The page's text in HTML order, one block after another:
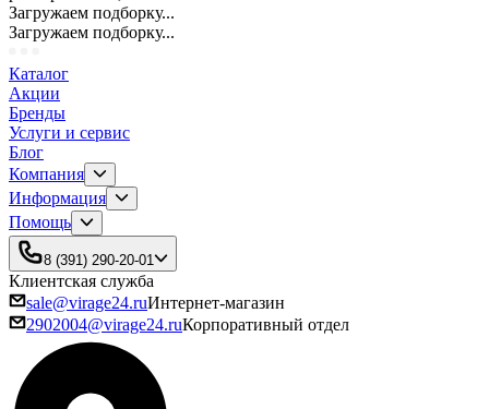
Загружаем подборку...
Загружаем подборку...
Каталог
Акции
Бренды
Услуги и сервис
Блог
Компания
Информация
Помощь
8 (391) 290-20-01
Клиентская служба
sale@virage24.ruИнтернет-магазин
2902004@virage24.ruКорпоративный отдел